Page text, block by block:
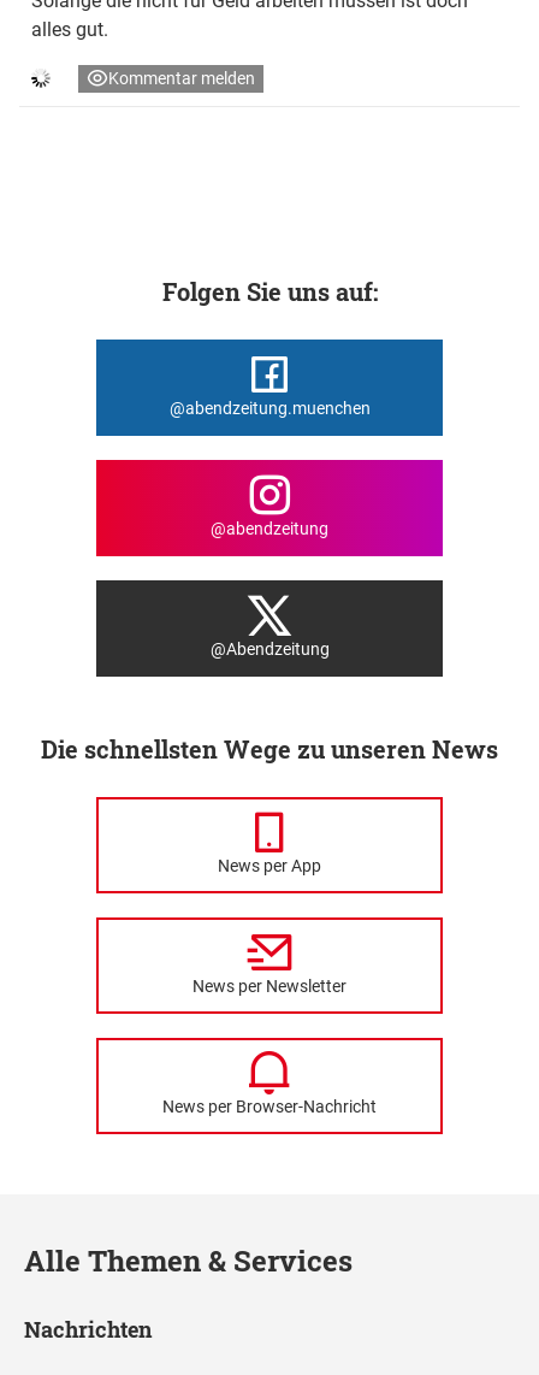
alles gut.
Kommentar melden
Folgen Sie uns auf:
@abendzeitung.muenchen
@abendzeitung
@Abendzeitung
Die schnellsten Wege zu unseren News
News per App
News per Newsletter
News per Browser-Nachricht
Alle Themen & Services
Nachrichten